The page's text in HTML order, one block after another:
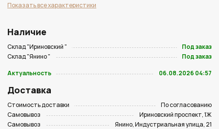
Показать все характеристики
Наличие
Склад "Ириновский "
Под заказ
Склад "Янино "
Под заказ
Актуальность
06.08.2026 04:57
Доставка
Стоимость доставки
По согласованию
Самовывоз
Ириновский проспект, 1Ж
Самовывоз
Янино, Индустриальная улица, 21